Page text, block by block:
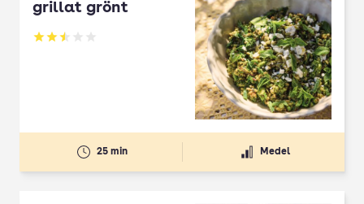
grillat grönt
Betyg: 2.5 av 5
25 min Medel